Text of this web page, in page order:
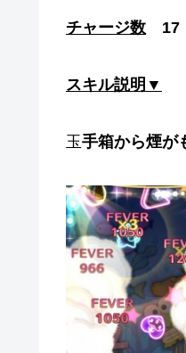
チャージ数 17
スキル説明▼
玉手箱から煙が